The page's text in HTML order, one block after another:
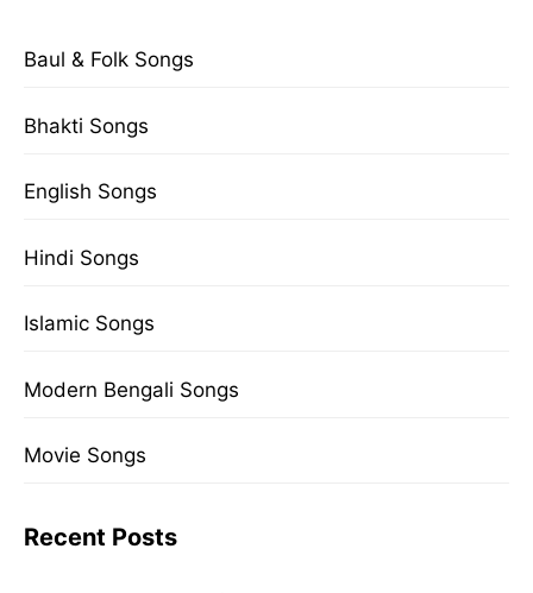
Baul & Folk Songs
Bhakti Songs
English Songs
Hindi Songs
Islamic Songs
Modern Bengali Songs
Movie Songs
Recent Posts